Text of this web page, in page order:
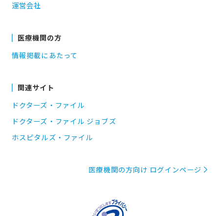
運営会社
医療機関の方
情報掲載にあたって
関連サイト
ドクターズ・ファイル
ドクターズ・ファイル ジョブズ
ホスピタルズ・ファイル
医療機関の方向け ログインページ